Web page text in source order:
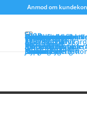
Anmod om
Shop
Flugtvejsaramtur
Panikarmaturer
Centralanlæg
Dynamic Escape
EX armaturer
Tilbehør
Brandsikre kabler
Selvlysende
Varsling
Talevarsling
Tonevarsling
Varslingstryk
Røg- og
Aktiveringstryk
Batterier
Blybatterier
NiCd / NiMh
Brandventilation
Kompaktcentraler
Modulopbyggede
Aktuatorer
Aktiveringstryk
Frostrumsanlæg
Service
Løsninger
Rådgivning
Om os
Medarbejdere
Job ved Safelight
Nyheder
Support